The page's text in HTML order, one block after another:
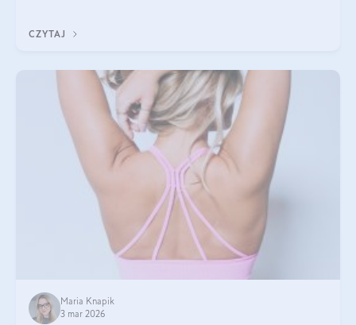
CZYTAJ
Maria Knapik
3 mar 2026